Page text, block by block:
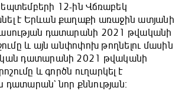
12-ին Վճռաբեկ
է Երևան քաղաքի առաջին ատյանի
դատարանի 2021 թվականի
և այն անփոփոխ թողնելու մասին
դատարանի 2021 թվականի
և գործն ուղարկել է
դատարան` նոր քննության: